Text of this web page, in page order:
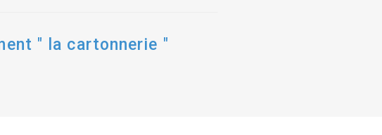
" la cartonnerie "